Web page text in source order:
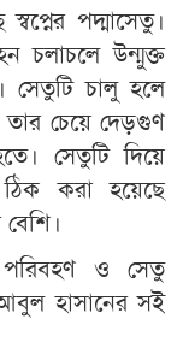
পদ্মাসেতু।
চলাচলে উন্মুক্ত
সেতুটি চালু হলে
চেয়ে দেড়গুণ
সেতুটি দিয়ে
করা হয়েছে
পরিবহণ ও সেতু
হাসানের সই